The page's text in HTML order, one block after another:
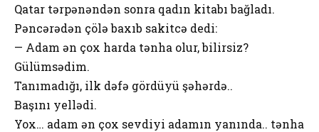
Qatar tərpənəndən sonra qadın kitabı bağladı.
Pəncərədən çölə baxıb sakitcə dedi:
— Adam ən çox harda tənha olur, bilirsiz?
Gülümsədim.
Tanımadığı, ilk dəfə gördüyü şəhərdə..
Başını yellədi.
Yox… adam ən çox sevdiyi adamın yanında.. tənha